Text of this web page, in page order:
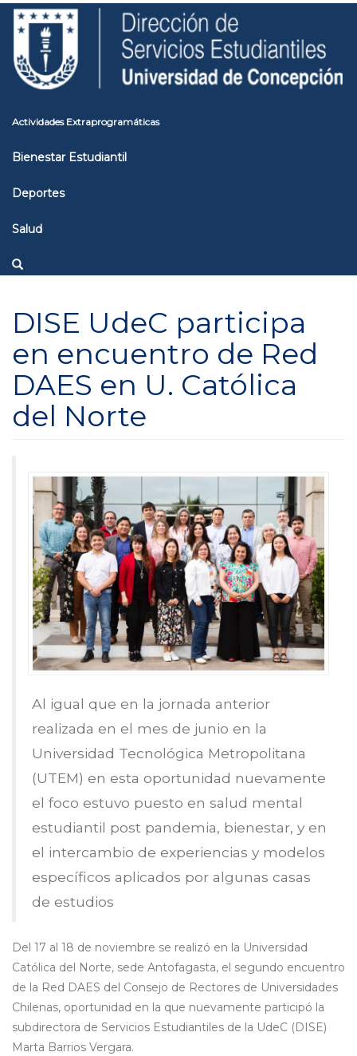
Pasar
contenido
principal
Toggle
high
contrast
Actividades Extraprogramáticas
Bienestar Estudiantil
Deportes
Salud
DISE UdeC participa
en encuentro de Red
DAES en U. Católica
del Norte
Al igual que en la jornada anterior
realizada en el mes de junio en la
Universidad Tecnológica Metropolitana
(UTEM) en esta oportunidad nuevamente
el foco estuvo puesto en salud mental
estudiantil post pandemia, bienestar, y en
el intercambio de experiencias y modelos
específicos aplicados por algunas casas
de estudios
Del 17 al 18 de noviembre se realizó en la Universidad
Católica del Norte, sede Antofagasta, el segundo encuentro
de la Red DAES del Consejo de Rectores de Universidades
Chilenas, oportunidad en la que nuevamente participó la
subdirectora de Servicios Estudiantiles de la UdeC (DISE)
Marta Barrios Vergara.